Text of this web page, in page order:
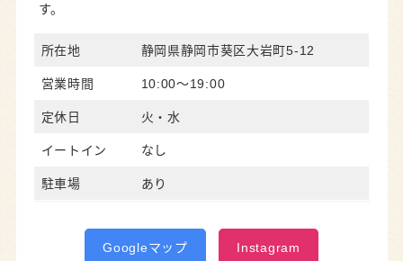
す。
所在地 静岡県静岡市葵区大岩町5-12
営業時間 10:00～19:00
定休日 火・水
イートイン なし
駐車場 あり
Googleマップ Instagram